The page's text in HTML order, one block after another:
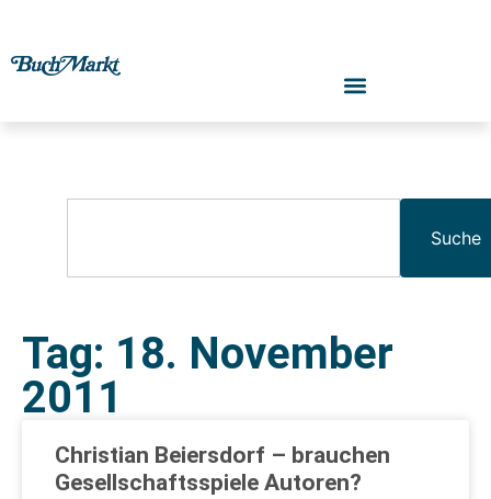
Suche
Tag: 18. November
2011
Christian Beiersdorf – brauchen
Gesellschaftsspiele Autoren?